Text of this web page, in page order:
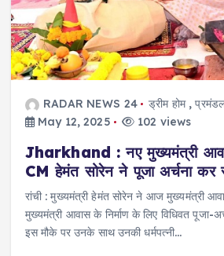
RADAR NEWS 24 ड्रीम होम,
May 12, 2025
102 views
Jharkhand : नए मुख्यमंत्री आवास
CM हेमंत सोरेन ने पूजा अर्चना कर
रांची : मुख्यमंत्री हेमंत सोरेन ने आज मुख्यमंत्री
मुख्यमंत्री आवास के निर्माण के लिए विधिवत पूजा-
इस मौके पर उनके साथ उनकी धर्मपत्नी…